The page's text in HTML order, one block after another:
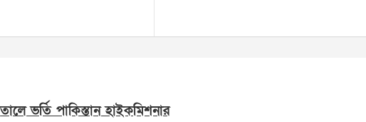
ভর্তি পাকিস্তান হাইকমিশনার